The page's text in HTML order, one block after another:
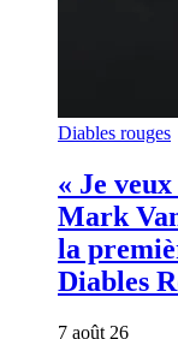
Diables rouges
« Je
Mark
la
Diables
7 août 26